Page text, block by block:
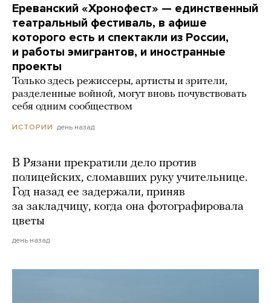
Ереванский «Хронофест» — единственный
театральный фестиваль, в афише
которого есть и спектакли из России,
и работы эмигрантов, и иностранные
проекты
Только здесь режиссеры, артисты и зрители,
разделенные войной, могут вновь почувствовать
себя одним сообществом
ИСТОРИИ день назад
В Рязани прекратили дело против
полицейских, сломавших руку учительнице.
Год назад ее задержали, приняв
за закладчицу, когда она фотографировала
цветы
день назад